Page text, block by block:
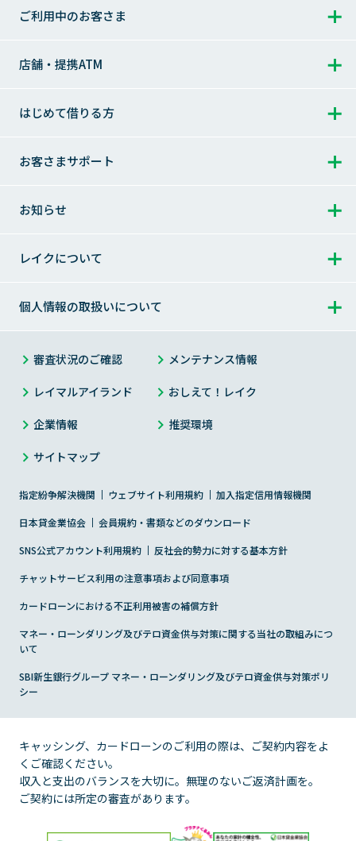
お借入れ
365日間無利息
お借入れ方法
お申込みからお借入れまで
お申込み・ご契約方法
商品
商品のご案内（貸付条件）
その他商品のご案内（特定商品）
返すとき トップ
完済（一括でのご返済）
ご返済日について
ご利用中のお客さま
ご利用中のお客さま トップ
会員ログインでお困りの方
その他のサービス
メールサンプル
過去にご利用のあったお客さま
店舗・提携ATM
店舗・提携ATM トップ
はじめて借りる方
はじめて借りる方 トップ
カードローンの基礎知識
お客さまサポート
お客さまサポート トップ
チャットサービスのご紹介
サイト内検索
お知らせ
お知らせ トップ
メンテナンス情報
災害にあわれたお客さまへ
改正貸金業法施行について
法的手続きで残高が確定したお客さまへ
レイクについて
レイクについて トップ
お客さまの気持ちをカタチに
レイクアプリ
Payチャージ・Pay払い
レイクのメディア・コンテンツ
働く女性を応援
あなたをサポートする「50の事実」
個人情報の取扱いについて
プライバシーステートメント（個人情報保護宣言）
お客さまの個人情報の取扱いについて
新生フィナンシャルのセキュリティ対策
個人情報に関するお問合せ
個人情報開示等手続き方法
取引履歴開示の方針
について
匿名加工情報の取扱いについて
審査状況のご確認 メンテナンス情報
レイマルアイランド おしえて！レイク
企業情報 推奨環境
サイトマップ
指定紛争解決機関 ウェブサイト利用規約 加入指定信用情報機関
日本貸金業協会 会員規約・書類などのダウンロード
SNS公式アカウント利用規約 反社会的勢力に対する基本方針
チャットサービス利用の注意事項および同意事項
カードローンにおける不正利用被害の補償方針
マネー・ローンダリング及びテロ資金供与対策に関する当社の取組みにつ
いて
SBI新生銀行グループ マネー・ローンダリング及びテロ資金供与対策ポリ
シー
キャッシング、カードローンのご利用の際は、ご契約内容をよ
くご確認ください。
収入と支出のバランスを大切に。無理のないご返済計画を。
ご契約には所定の審査があります。